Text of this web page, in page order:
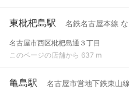
東枇杷島駅 名鉄名古屋本線
名古屋市西区枇杷島通３丁目
このページの店舗から 637 m
亀島駅 名古屋市営地下鉄東山線